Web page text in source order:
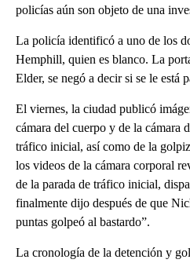
policías aún son objeto de una
La policía identificó a uno de los
Hemphill, quien es blanco. La
Elder, se negó a decir si se le está
El viernes, la ciudad publicó
cámara del cuerpo y de la cámara
tráfico inicial, así como de la
los videos de la cámara corporal
de la parada de tráfico inicial,
finalmente dijo después de que
puntas golpeó al bastardo”.
La cronología de la detención y